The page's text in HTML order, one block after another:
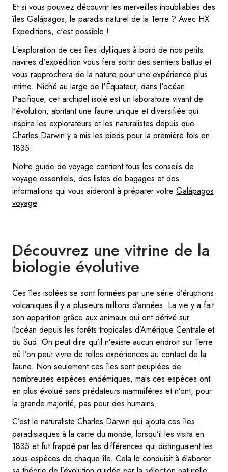
Et si vous pouviez découvrir les merveilles inoubliables des
îles Galápagos, le paradis naturel de la Terre ? Avec HX
Expeditions, c'est possible !
L'exploration de ces îles idylliques à bord de nos petits
navires d'expédition vous fera sortir des sentiers battus et
vous rapprochera de la nature pour une expérience plus
intime. Niché au large de l'Équateur, dans l'océan
Pacifique, cet archipel isolé est un laboratoire vivant de
l'évolution, abritant une faune unique et diversifiée qui
inspire les explorateurs et les naturalistes depuis que
Charles Darwin y a mis les pieds pour la première fois en
1835.
Notre guide de voyage contient tous les conseils de
voyage essentiels, des listes de bagages et des
informations qui vous aideront à préparer votre Galápagos
voyage.
Découvrez une vitrine de la
biologie évolutive
Ces îles isolées se sont formées par une série d’éruptions
volcaniques il y a plusieurs millions d’années. La vie y a fait
son apparition grâce aux animaux qui ont dérivé sur
l’océan depuis les forêts tropicales d’Amérique Centrale et
du Sud. On peut dire qu’il n’existe aucun endroit sur Terre
où l’on peut vivre de telles expériences au contact de la
faune. Non seulement ces îles sont peuplées de
nombreuses espèces endémiques, mais ces espèces ont
en plus évolué sans prédateurs mammifères et n’ont, pour
la grande majorité, pas peur des humains.
C’est le naturaliste Charles Darwin qui ajouta ces îles
paradisiaques à la carte du monde, lorsqu’il les visita en
1835 et fut frappé par les différences qui distinguaient les
sous-espèces de chaque île. Cela le conduisit à élaborer